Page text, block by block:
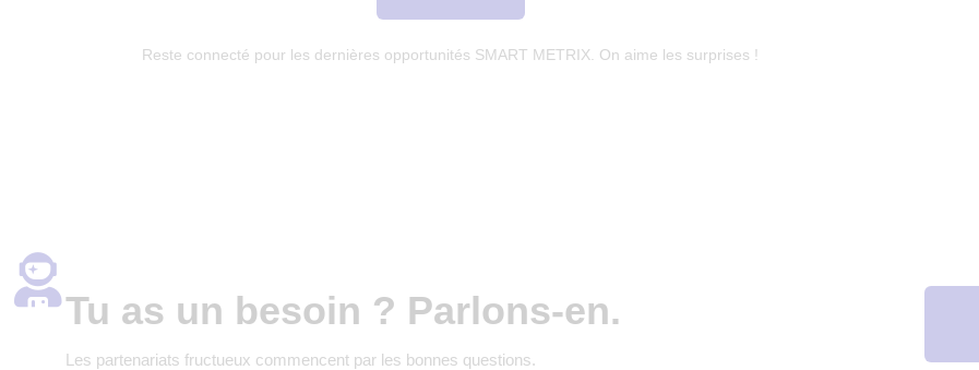
Reste connecté pour les dernières opportunités SMART METRIX. On aime les surprises !
Tu as un besoin ? Parlons-en.
Les partenariats fructueux commencent par les bonnes questions.